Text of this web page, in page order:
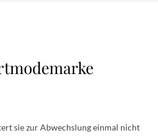
sie zur Abwechslung einmal nicht